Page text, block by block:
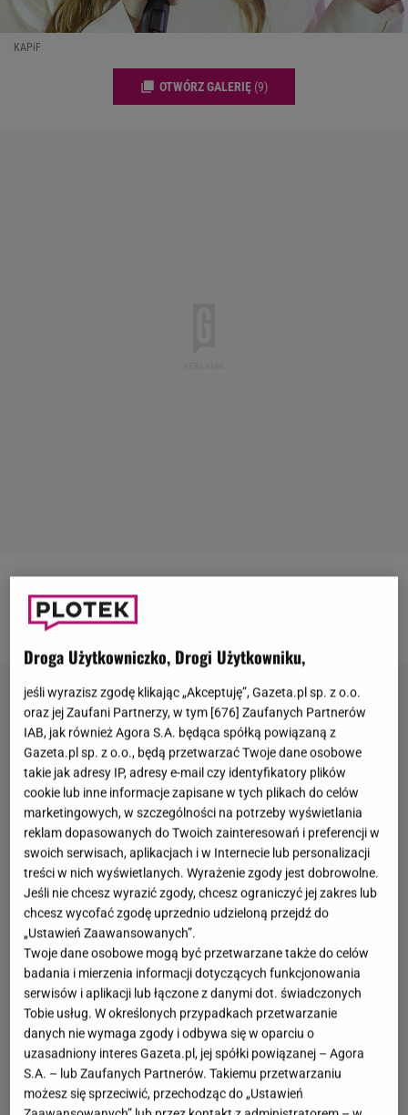
KAPiF
OTWÓRZ GALERIĘ (9)
Więcej informacji o celebrytach znajdziesz na stronie
Gazeta.pl
Droga Użytkowniczko, Drogi Użytkowniku,
jeśli wyrazisz zgodę klikając „Akceptuję”, Gazeta.pl sp. z o.o.
oraz jej Zaufani Partnerzy, w tym [676] Zaufanych Partnerów
IAB, jak również Agora S.A. będąca spółką powiązaną z
Gazeta.pl sp. z o.o., będą przetwarzać Twoje dane osobowe
takie jak adresy IP, adresy e-mail czy identyfikatory plików
cookie lub inne informacje zapisane w tych plikach do celów
marketingowych, w szczególności na potrzeby wyświetlania
reklam dopasowanych do Twoich zainteresowań i preferencji w
swoich serwisach, aplikacjach i w Internecie lub personalizacji
treści w nich wyświetlanych. Wyrażenie zgody jest dobrowolne.
Jeśli nie chcesz wyrazić zgody, chcesz ograniczyć jej zakres lub
chcesz wycofać zgodę uprzednio udzieloną przejdź do
„Ustawień Zaawansowanych”.
Twoje dane osobowe mogą być przetwarzane także do celów
badania i mierzenia informacji dotyczących funkcjonowania
serwisów i aplikacji lub łączone z danymi dot. świadczonych
Tobie usług. W określonych przypadkach przetwarzanie
danych nie wymaga zgody i odbywa się w oparciu o
uzasadniony interes Gazeta.pl, jej spółki powiązanej – Agora
S.A. – lub Zaufanych Partnerów. Takiemu przetwarzaniu
możesz się sprzeciwić, przechodząc do „Ustawień